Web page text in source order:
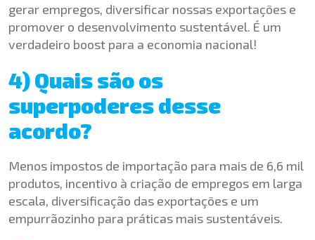
gerar empregos, diversificar nossas exportações e
promover o desenvolvimento sustentável. É um
verdadeiro boost para a economia nacional!
4) Quais são os
superpoderes desse
acordo?
Menos impostos de importação para mais de 6,6 mil
produtos, incentivo à criação de empregos em larga
escala, diversificação das exportações e um
empurrãozinho para práticas mais sustentáveis.